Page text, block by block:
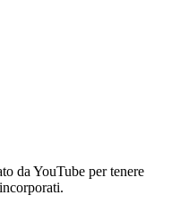
da YouTube per tenere